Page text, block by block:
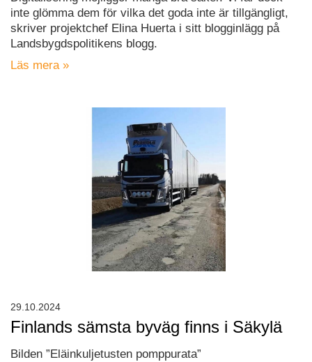
inte glömma dem för vilka det goda inte är tillgängligt,
skriver projektchef Elina Huerta i sitt blogginlägg på
Landsbygdspolitikens blogg.
Läs mera »
Finlands sämsta byväg finns i Säkylä
Bilden ”Eläinkuljetusten pomppurata”
29.10.2024